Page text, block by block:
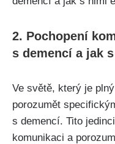
2. Pochopení
s demencí a jak
Ve světě, který je
porozumět
s demencí. Tito
komunikaci a